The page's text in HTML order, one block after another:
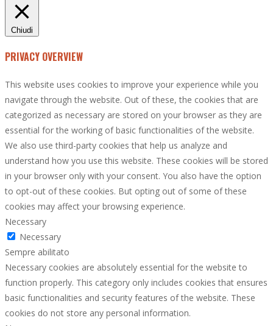
Chiudi
PRIVACY OVERVIEW
This website uses cookies to improve your experience while you
navigate through the website. Out of these, the cookies that are
categorized as necessary are stored on your browser as they are
essential for the working of basic functionalities of the website.
We also use third-party cookies that help us analyze and
understand how you use this website. These cookies will be stored
in your browser only with your consent. You also have the option
to opt-out of these cookies. But opting out of some of these
cookies may affect your browsing experience.
Necessary
Necessary
Sempre abilitato
Necessary cookies are absolutely essential for the website to
function properly. This category only includes cookies that ensures
basic functionalities and security features of the website. These
cookies do not store any personal information.